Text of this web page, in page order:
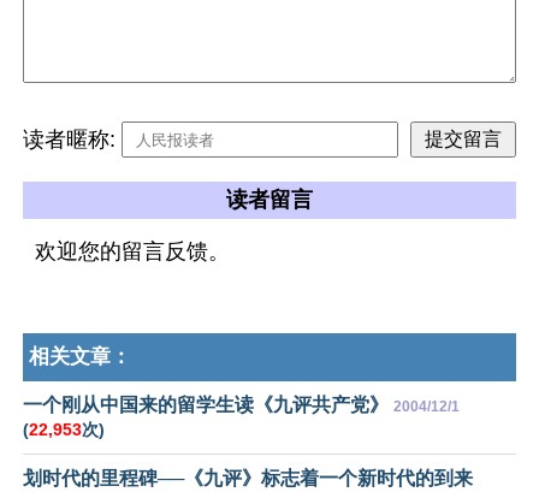
读者暱称:
读者留言
欢迎您的留言反馈。
相关文章：
一个刚从中国来的留学生读《九评共产党》 2004/12/1
(22,953次)
划时代的里程碑──《九评》标志着一个新时代的到来